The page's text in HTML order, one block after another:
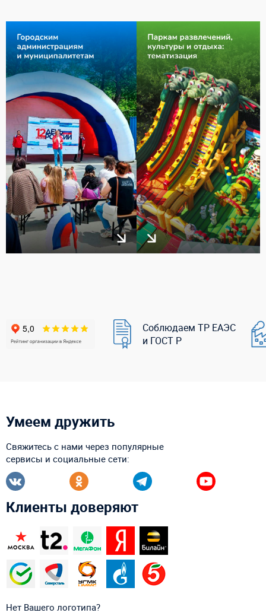
Соблюдаем ТР ЕАЭС
и ГОСТ Р
Умеем дружить
Свяжитесь с нами через популярные
сервисы и социальные сети:
Клиенты доверяют
Нет Вашего логотипа?